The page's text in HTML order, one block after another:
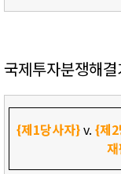
국제투자분쟁해
{제1당사자}v. {제